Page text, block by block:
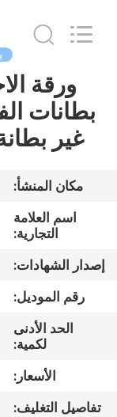
مسكن
منتجات
معلومات
جولة
المعمل
مراقبة
الجودة
ورقة
بطانات
غير
مكان المنشأ:
اسم العلامة
التجارية:
إصدار الشهادات:
رقم الموديل:
الحد الأدنى
لكمية:
الأسعار:
تفاصيل التغليف: